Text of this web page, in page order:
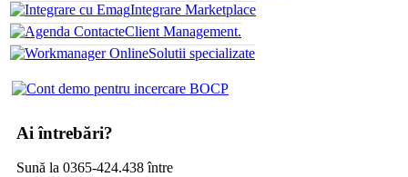
Integrare Marketplace
Client Management.
Solutii specializate
Ai întrebări?
Sună la 0365-424.438 între